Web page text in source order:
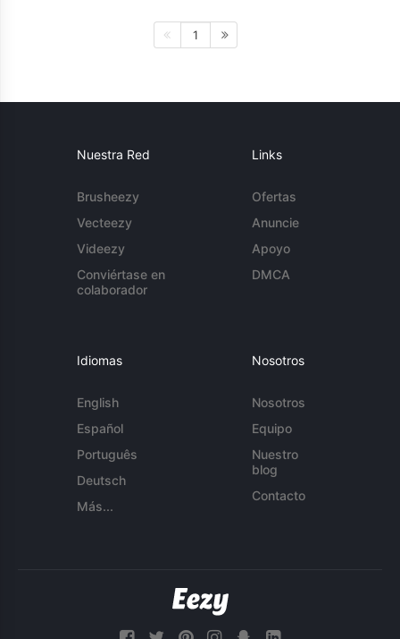
1
Nuestra Red
Brusheezy
Vecteezy
Videezy
Conviértase en
colaborador
Links
Ofertas
Anuncie
Apoyo
DMCA
Idiomas
English
Español
Português
Deutsch
Más...
Nosotros
Nosotros
Equipo
Nuestro
blog
Contacto